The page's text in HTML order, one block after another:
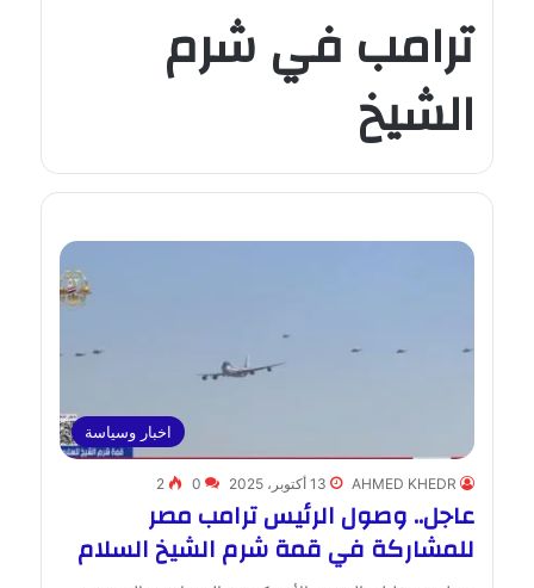
ترامب في شرم
الشيخ
اخبار وسياسة
AHMED KHEDR 13 أكتوبر، 2025 0
2
عاجل.. وصول الرئيس ترامب مصر
للمشاركة في قمة شرم الشيخ السلام